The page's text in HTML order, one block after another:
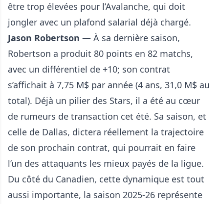
être trop élevées pour l’Avalanche, qui doit
jongler avec un plafond salarial déjà chargé.
Jason Robertson — À sa dernière saison,
Robertson a produit 80 points en 82 matchs,
avec un différentiel de +10; son contrat
s’affichait à 7,75 M$ par année (4 ans, 31,0 M$ au
total). Déjà un pilier des Stars, il a été au cœur
de rumeurs de transaction cet été. Sa saison, et
celle de Dallas, dictera réellement la trajectoire
de son prochain contrat, qui pourrait en faire
l’un des attaquants les mieux payés de la ligue.
Du côté du Canadien, cette dynamique est tout
aussi importante, la saison 2025-26 représente